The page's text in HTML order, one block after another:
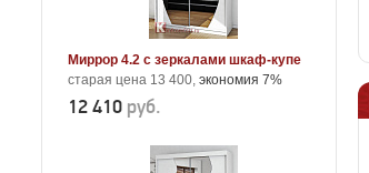
Миррор 4.2 с зеркалами шкаф-купе
старая цена 13 400, экономия 7%
12 410 руб.